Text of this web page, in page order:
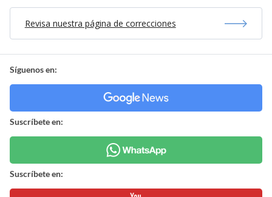
Revisa nuestra página de correcciones
Síguenos en:
Suscríbete en:
Suscríbete en: